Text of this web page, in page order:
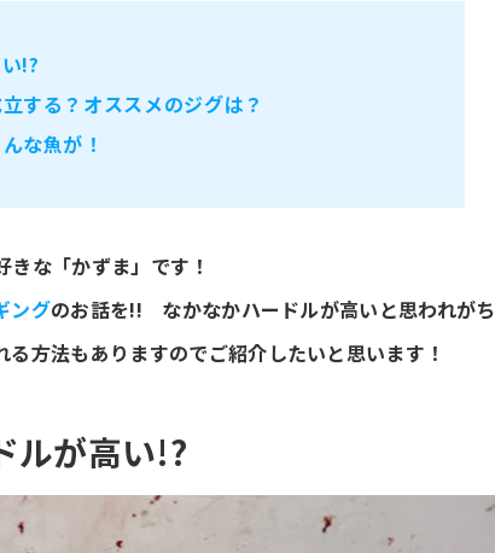
!?
する？オススメのジグは？
な魚が！
な「かずま」です！
ングのお話を!! なかなかハードルが高いと思われがち
方法もありますのでご紹介したいと思います！
ルが高い!?